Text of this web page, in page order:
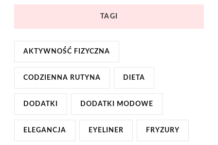
TAGI
AKTYWNOŚĆ FIZYCZNA
CODZIENNA RUTYNA DIETA
DODATKI DODATKI MODOWE
ELEGANCJA EYELINER FRYZURY